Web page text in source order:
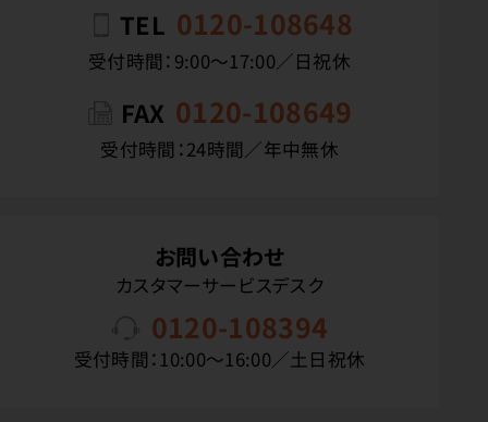
TEL 0120-108648
受付時間：9:00〜17:00／日祝休
FAX 0120-108649
受付時間：24時間／年中無休
お問い合わせ
カスタマーサービスデスク
0120-108394
受付時間：10:00〜16:00／土日祝休